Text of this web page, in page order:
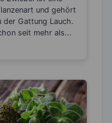
und gehört
der Gattung Lauch.
seit mehr als...